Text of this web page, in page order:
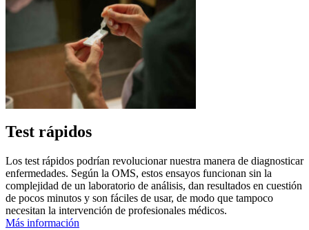
Test rápidos
Los test rápidos podrían revolucionar nuestra manera de diagnosticar
enfermedades. Según la OMS, estos ensayos funcionan sin la
complejidad de un laboratorio de análisis, dan resultados en cuestión
de pocos minutos y son fáciles de usar, de modo que tampoco
necesitan la intervención de profesionales médicos.
Más información